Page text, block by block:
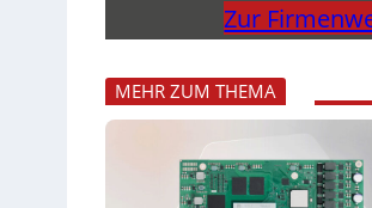
Zur
MEHR ZUM THEMA